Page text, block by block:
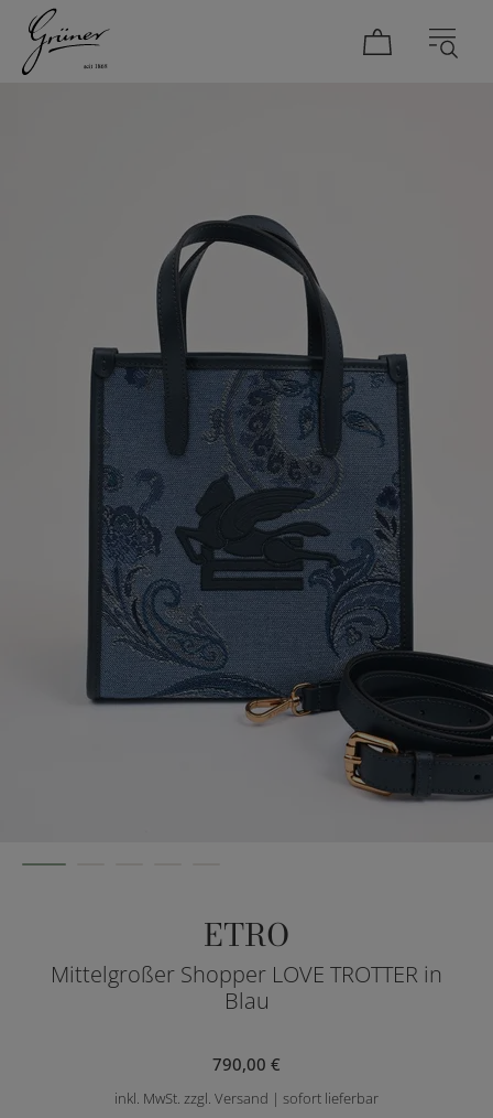
ETRO
Mittelgroßer Shopper LOVE TROTTER in
Blau
790,00 €
inkl. MwSt. zzgl. Versand | sofort lieferbar